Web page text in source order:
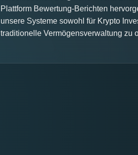
Plattform Bewertung-Berichten
unsere Systeme sowohl für Krypto
traditionelle Vermögensverwaltung zu